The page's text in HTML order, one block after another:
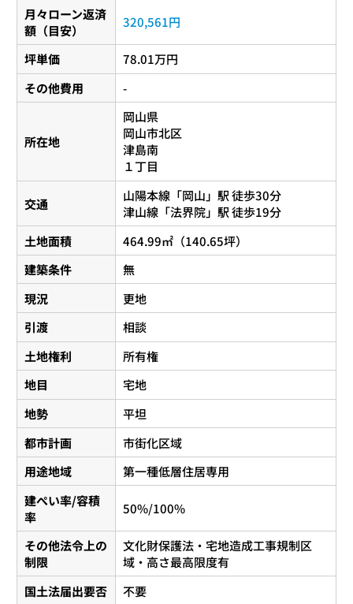
月々ローン返済
額（目安）
320,561円
坪単価
78.01万円
その他費用
-
所在地
岡山県
岡山市北区
津島南
１丁目
交通 山陽本線 「岡山 」駅 徒歩30分
津山線 「法界院」駅 徒歩19分
土地面積
464.99㎡（140.65坪）
建築条件
無
現況
更地
引渡
相談
土地権利
所有権
地目
宅地
地勢
平坦
都市計画
市街化区域
用途地域
第一種低層住居専用
建ぺい率/容積
率
50%/100%
その他法令上の
制限
文化財保護法・宅地造成工事規制区
域・高さ最高限度有
国土法届出要否
不要